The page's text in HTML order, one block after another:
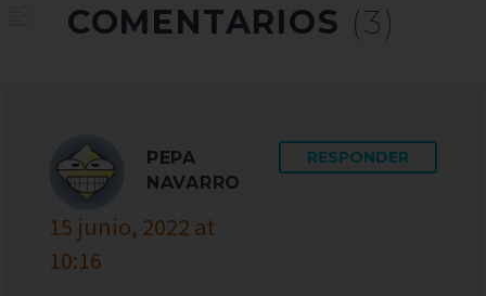
COMENTARIOS (3)
PEPA
NAVARRO
15 junio, 2022 at
10:16
RESPONDER